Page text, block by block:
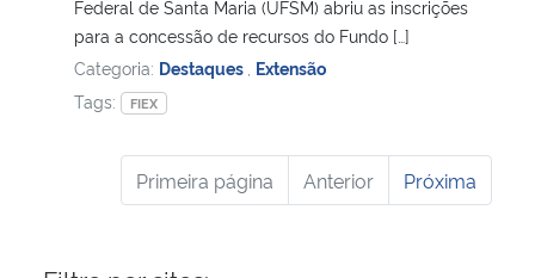
Federal de Santa Maria (UFSM) abriu as inscrições
para a concessão de recursos do Fundo […]
Categoria: Destaques Extensão
Tags:
FIEX
Primeira página Anterior Próxima